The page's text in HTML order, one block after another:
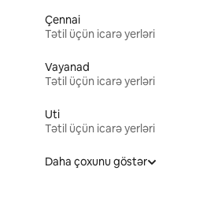
Çennai
Tətil üçün icarə yerləri
Vayanad
Tətil üçün icarə yerləri
Uti
Tətil üçün icarə yerləri
Daha çoxunu göstər